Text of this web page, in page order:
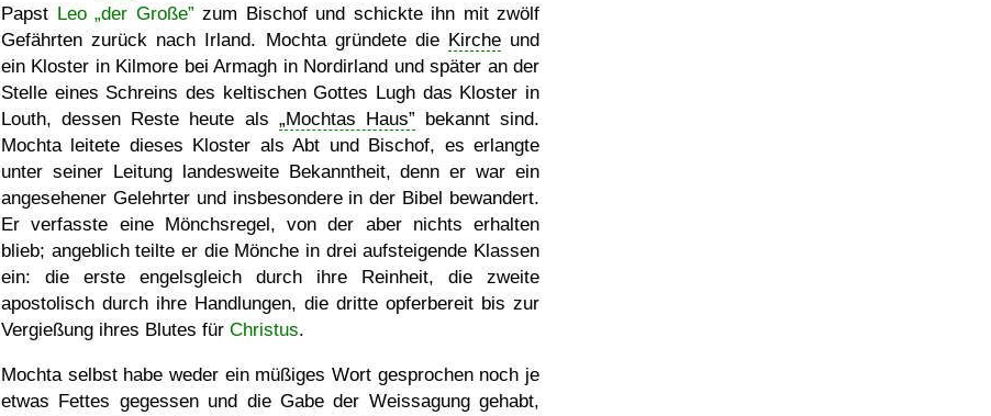
Papst Leo „der Große” zum Bischof und schickte ihn mit zwölf
Gefährten zurück nach Irland. Mochta gründete die Kircheund
ein Kloster in Kilmore bei Armagh in Nordirland und später an der
Stelle eines Schreins des keltischen Gottes Lugh das Kloster in
Louth, dessen Reste heute als
Mochtas Haus
bekannt sind.
Mochta leitete dieses Kloster als Abt und Bischof, es erlangte
unter seiner Leitung landesweite Bekanntheit, denn er war ein
angesehener Gelehrter und insbesondere in der Bibel bewandert.
Er verfasste eine Mönchsregel, von der aber nichts erhalten
blieb; angeblich teilte er die Mönche in drei aufsteigende Klassen
ein: die erste engelsgleich durch ihre Reinheit, die zweite
apostolisch durch ihre Handlungen, die dritte opferbereit bis zur
Vergießung ihres Blutes für Christus.
Mochta selbst habe weder ein müßiges Wort gesprochen noch je
etwas Fettes gegessen und die Gabe der Weissagung gehabt,